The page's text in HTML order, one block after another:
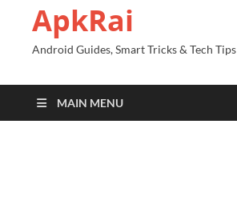
ApkRai
Android Guides, Smart Tricks & Tech Tips
MAIN MENU